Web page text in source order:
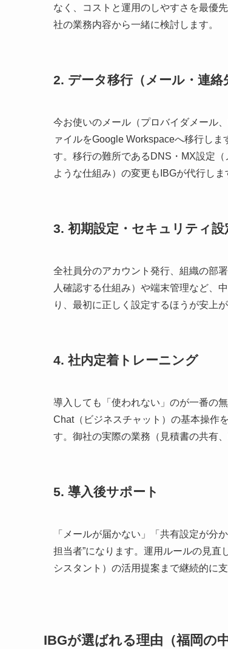
なく、コストと運用のしやすさを最優
社の業務内容から一緒に検討します。
2. データ移行（メール・連絡
今お使いのメール（プロバイダメール
ァイルをGoogle Workspaceへ移行し
す。移行の難所であるDNS・MX設定
ような仕組み）の変更もIBGが代行しま
3. 初期設定・セキュリティ設
全社員分のアカウント発行、組織の部
人確認する仕組み）や端末管理など、
り、最初に正しく設定するほうが安上が
4. 社内定着トレーニング
導入しても「使われない」のが一番の
Chat（ビジネスチャット）の基本操作
す。御社の実際の業務（見積書の共有
5. 導入後サポート
「メールが届かない」「共有設定が
担当者”になります。運用ルールの見
シスタント）の活用提案まで継続的に支
IBGが選ばれる理由（福岡の